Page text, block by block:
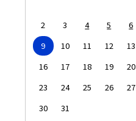
2
3 4 5 6
9
10 11 12 13
16
17 18 19 20
23
24 25 26 27
30
31